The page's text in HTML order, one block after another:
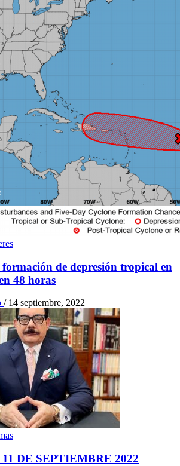
de depresión tropical en
48 horas
/ 14 septiembre, 2022
DE SEPTIEMBRE 2022